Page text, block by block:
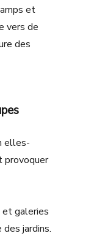
et
vers de
des
elles-
provoquer
et galeries
jardins.